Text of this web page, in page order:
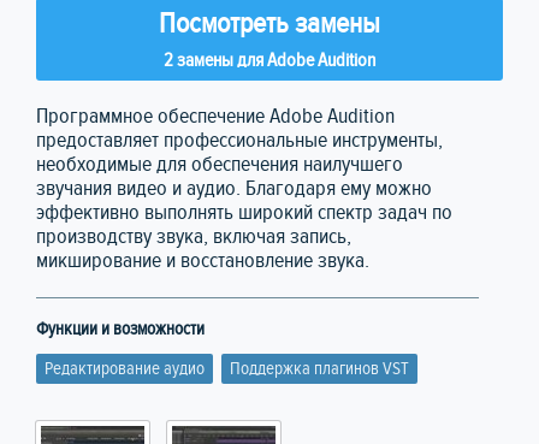
Посмотреть замены
2 замены для Adobe Audition
Программное обеспечение Adobe Audition
предоставляет профессиональные инструменты,
необходимые для обеспечения наилучшего
звучания видео и аудио. Благодаря ему можно
эффективно выполнять широкий спектр задач по
производству звука, включая запись,
микширование и восстановление звука.
Функции и возможности
Редактирование аудио
Поддержка плагинов VST